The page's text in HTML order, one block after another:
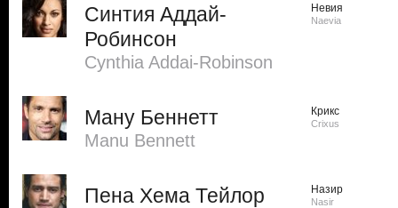
Синтия Аддай-
Робинсон
Cynthia Addai-Robinson
Невия
Naevia
Ману Беннетт
Manu Bennett
Крикс
Crixus
Пена Хема Тейлор Назир
Nasir